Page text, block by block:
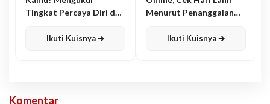
Tingkat Percaya Diri dan
Ikuti Kuisnya ➔
Menurut Penanggalan
Ikuti Kuisnya ➔
Komentar